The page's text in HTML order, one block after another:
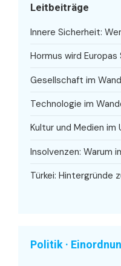
Leitbeiträge
Innere Sicherheit:
Hormus wird
Gesellschaft im
Technologie im
Kultur und Medien im
Insolvenzen: Warum
Türkei: Hintergründe
Politik ·